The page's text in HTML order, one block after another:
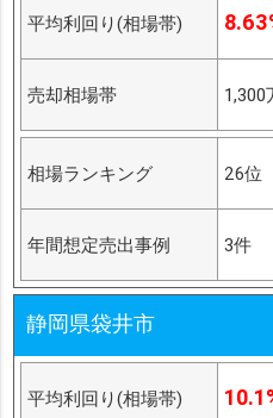
平均利回り(相場帯)
売却相場帯 1,300
相場ランキング 26位
年間想定売出事例 3件
静岡県袋井市
平均利回り(相場帯)